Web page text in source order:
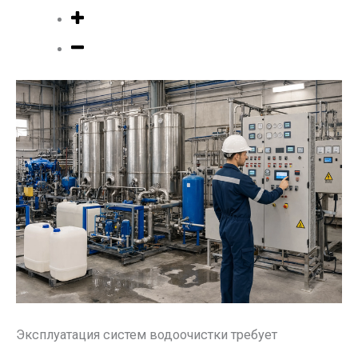
Эксплуатация систем водоочистки требует